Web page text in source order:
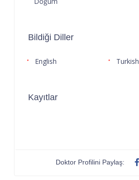
Bildiği Diller
English Turkish
Kayıtlar
Doktor Profilini Paylaş: